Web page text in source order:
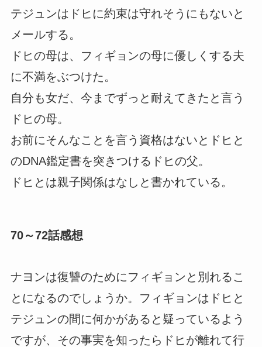
テジュンはドヒに約束は守れそうにもないと
メールする。
ドヒの母は、フィギョンの母に優しくする夫
に不満をぶつけた。
自分も女だ、今までずっと耐えてきたと言う
ドヒの母。
お前にそんなことを言う資格はないとドヒと
のDNA鑑定書を突きつけるドヒの父。
ドヒとは親子関係はなしと書かれている。
70～72話感想
ナヨンは復讐のためにフィギョンと別れるこ
とになるのでしょうか。フィギョンはドヒと
テジュンの間に何かがあると疑っているよう
ですが、その事実を知ったらドヒが離れて行